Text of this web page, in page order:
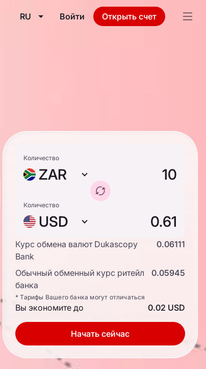
RU Войти Открыть счет
Количество
ZAR
Количество
USD
Курс обмена валют Dukascopy
Bank
0.06111
Обычный обменный курс ритейл
банка
0.05945
* Тарифы Вашего банка могут отличаться
Вы экономите до 0.02 USD
Начать сейчас